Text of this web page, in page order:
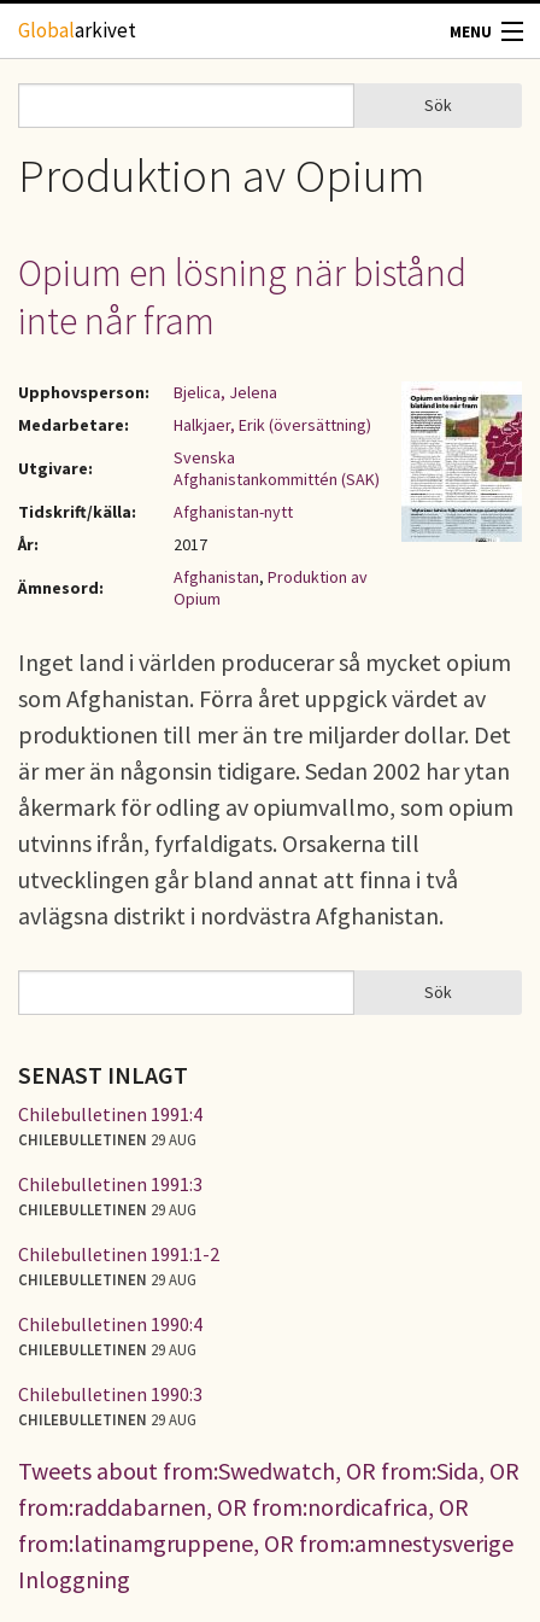
Hoppa till huvudinnehåll
Globalarkivet MENU
TIDSKRIFTER
UPPHOVSRÄTT
KONTAKT
Sökformulär
Sök
Produktion av Opium
Opium en lösning när bistånd
inte når fram
Upphovsperson:
Bjelica, Jelena
Medarbetare:
Halkjaer, Erik (översättning)
Utgivare:
Svenska
Afghanistankommittén (SAK)
Tidskrift/källa:
Afghanistan-nytt
År:
2017
Ämnesord:
Afghanistan, Produktion av
Opium
Inget land i världen producerar så mycket opium
som Afghanistan. Förra året uppgick värdet av
produktionen till mer än tre miljarder dollar. Det
är mer än någonsin tidigare. Sedan 2002 har ytan
åkermark för odling av opiumvallmo, som opium
utvinns ifrån, fyrfaldigats. Orsakerna till
utvecklingen går bland annat att finna i två
avlägsna distrikt i nordvästra Afghanistan.
SÖKFORMULÄR Sök
SENAST INLAGT
Chilebulletinen 1991:4
CHILEBULLETINEN 29 AUG
Chilebulletinen 1991:3
CHILEBULLETINEN 29 AUG
Chilebulletinen 1991:1-2
CHILEBULLETINEN 29 AUG
Chilebulletinen 1990:4
CHILEBULLETINEN 29 AUG
Chilebulletinen 1990:3
CHILEBULLETINEN 29 AUG
Tweets about from:Swedwatch, OR from:Sida, OR
from:raddabarnen, OR from:nordicafrica, OR
from:latinamgruppene, OR from:amnestysverige
Inloggning